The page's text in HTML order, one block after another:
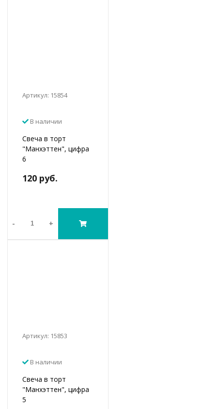
Артикул: 15854
В наличии
Свеча в торт
"Манхэттен", цифра
6
120 руб.
- +
Артикул: 15853
В наличии
Свеча в торт
"Манхэттен", цифра
5